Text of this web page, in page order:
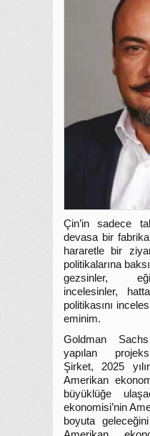
Çin’in sadece
devasa bir
hararetle bir
politikalarına
gezsinler,
incelesinler,
politikasını
eminim.
Goldman
yapılan
Şirket, 2025
Amerikan
büyüklüğe
ekonomisi’nin
boyuta